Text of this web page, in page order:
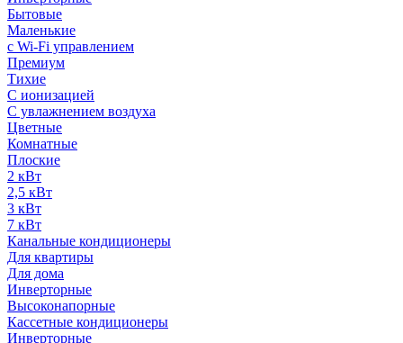
Бытовые
Маленькие
с Wi-Fi управлением
Премиум
Тихие
С ионизацией
С увлажнением воздуха
Цветные
Комнатные
Плоские
2 кВт
2,5 кВт
3 кВт
7 кВт
Канальные кондиционеры
Для квартиры
Для дома
Инверторные
Высоконапорные
Кассетные кондиционеры
Инверторные